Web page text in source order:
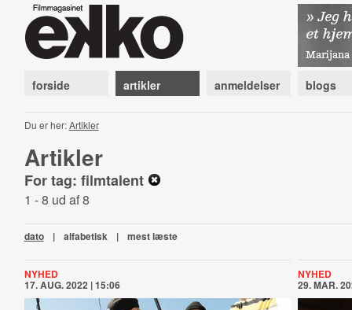
forside artikler anmeldelser blogs
Du er her:Artikler
Artikler
For tag: filmtalent
1 - 8 ud af 8
dato | alfabetisk | mest læste
NYHED
17. AUG. 2022 | 15:06
NYHED
29. MAR.